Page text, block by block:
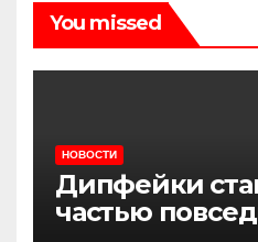
You missed
НОВОСТИ
Дипфейки
частью